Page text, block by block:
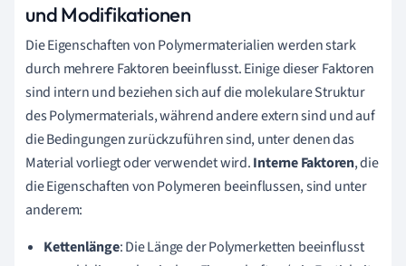
und Modifikationen
Die Eigenschaften von Polymermaterialien werden stark
durch mehrere Faktoren beeinflusst. Einige dieser Faktoren
sind intern und beziehen sich auf die molekulare Struktur
des Polymermaterials, während andere extern sind und auf
die Bedingungen zurückzuführen sind, unter denen das
Material vorliegt oder verwendet wird.Interne Faktoren, die
die Eigenschaften von Polymeren beeinflussen, sind unter
anderem:
Kettenlänge: Die Länge der Polymerketten beeinflusst